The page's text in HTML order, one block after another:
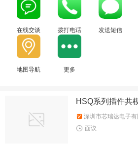
在线交谈 拨打电话 发送短信
地图导航 更多
HSQ系列插件共
深圳市芯瑞达电子有
面议